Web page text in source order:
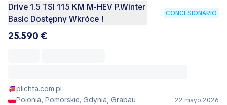
Drive 1.5 TSI 115 KM M-HEV P.Winter
Basic Dostępny Wkróce !
CONCESIONARIO
25.590 €
plichta.com.pl
Polonia, Pomorskie, Gdynia, Grabau
22 mayo 2026